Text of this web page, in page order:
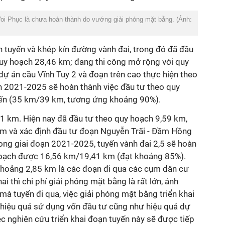
Phục là chưa hoàn thành do vướng giải phóng mặt bằng. (Ảnh:
tuyến và khép kín đường vành đai, trong đó đã đầu
hoạch 28,46 km; đang thi công mở rộng với quy
án cầu Vĩnh Tuy 2 và đoạn trên cao thực hiện theo
2021-2025 sẽ hoàn thành việc đầu tư theo quy
(35 km/39 km, tương ứng khoảng 90%).
km. Hiện nay đã đầu tư theo quy hoạch 9,59 km,
và xác định đầu tư đoạn Nguyễn Trãi - Đầm Hồng
giai đoạn 2021-2025, tuyến vành đai 2,5 sẽ hoàn
được 16,56 km/19,41 km (đạt khoảng 85%).
2,85 km là các đoạn đi qua các cụm dân cư
thì chi phí giải phóng mặt bằng là rất lớn, ảnh
tuyến đi qua, việc giải phóng mặt bằng triển khai
quả sử dụng vốn đầu tư cũng như hiệu quả dự
nghiên cứu triển khai đoạn tuyến này sẽ được tiếp